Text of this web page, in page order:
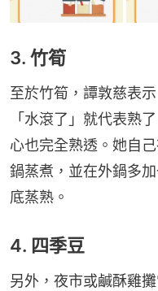
3. 竹筍
至於竹筍，譚敦慈表
「水滾了」就代表熟
心也完全熟透。她自
鍋蒸煮，並在外鍋多
底蒸熟。
4. 四季豆
另外，夜市或鹹酥雞